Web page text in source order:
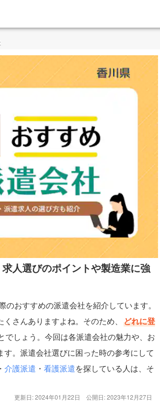
人選びのポイントや製造業に強
のおすすめの派遣会社を紹介しています。
さんありますよね。そのため、 どれに登
でしょう。今回は各派遣会社の魅力や、お
。派遣会社選びに困った時の参考にして
・ 介護派遣 ・ 看護派遣を探している人は、そ
更新日: 2024年01月22日 公開日: 2023年12月27日